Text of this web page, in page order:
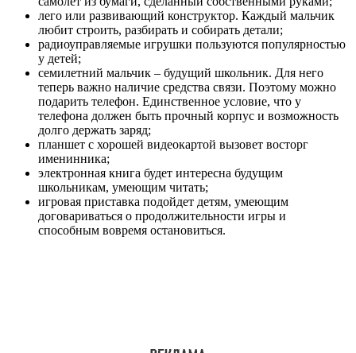
лего или развивающий конструктор. Каждый мальчик
любит строить, разбирать и собирать детали;
радиоуправляемые игрушки пользуются популярностью
у детей;
семилетний мальчик – будущий школьник. Для него
теперь важно наличие средства связи. Поэтому можно
подарить телефон. Единственное условие, что у
телефона должен быть прочный корпус и возможность
долго держать заряд;
планшет с хорошей видеокартой вызовет восторг
именинника;
электронная книга будет интересна будущим
школьникам, умеющим читать;
игровая приставка подойдет детям, умеющим
договариваться о продолжительности игры и
способным вовремя остановиться.